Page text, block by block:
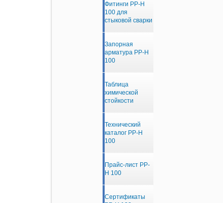
Фитинги PP-H
100 для
стыковой сварки
Запорная
арматура PP-H
100
Таблица
химической
стойкости
Технический
каталог PP-H
100
Прайс-лист PP-
H 100
Сертификаты